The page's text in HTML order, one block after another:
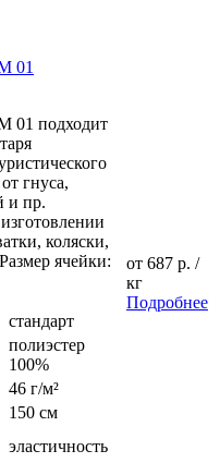
01
01 подходит
гнуса,
и пр.
коляски,
ячейки:
стандарт
полиэстер
100%
46 г/м²
150 см
эластичность
от 687 р. /
кг
Подробнее